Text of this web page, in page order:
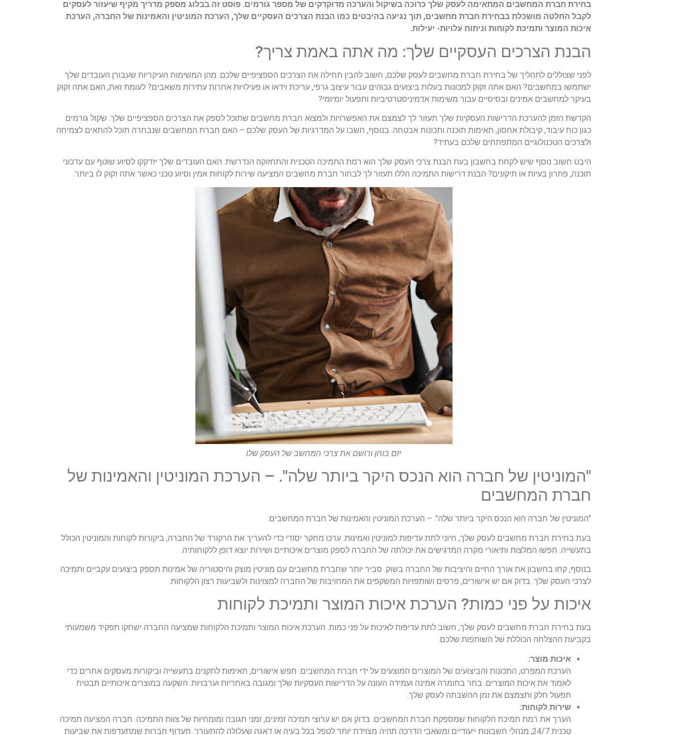
בחירת חברת המחשבים המתאימה לעסק שלך כרוכה בשיקול והערכה מדוקדקים של מספר גורמים. פוסט זה בבלוג מספק מדריך מקיף שיעזור לעסקים
לקבל החלטה מושכלת בבחירת חברת מחשבים, תוך נגיעה בהיבטים כמו הבנת הצרכים העסקיים שלך, הערכת המוניטין והאמינות של החברה, הערכת
איכות המוצר ותמיכת לקוחות וניתוח עלויות- יעילות.
הבנת הצרכים העסקיים שלך: מה אתה באמת צריך?
לפני שצוללים לתהליך של בחירת חברת מחשבים לעסק שלכם, חשוב להבין תחילה את הצרכים הספציפיים שלכם. מהן המשימות העיקריות שעבורן העובדים שלך
ישתמשו במחשבים? האם אתה זקוק למכונות בעלות ביצועים גבוהים עבור עיצוב גרפי, עריכת וידאו או פעילויות אחרות עתירות משאבים? לעומת זאת, האם אתה זקוק
בעיקר למחשבים אמינים ובסיסיים עבור משימות אדמיניסטרטיביות ותפעול יומיומי?
הקדשת הזמן להערכת הדרישות העסקיות שלך תעזור לך לצמצם את האפשרויות ולמצוא חברת מחשבים שתוכל לספק את הצרכים הספציפיים שלך. שקול גורמים
כגון כוח עיבוד, קיבולת אחסון, תאימות תוכנה ותכונות אבטחה. בנוסף, חשבו על המדרגיות של העסק שלכם – האם חברת המחשבים שנבחרה תוכל להתאים לצמיחה
ולצרכים הטכנולוגיים המתפתחים שלכם בעתיד?
היבט חשוב נוסף שיש לקחת בחשבון בעת הבנת צרכי העסק שלך הוא רמת התמיכה הטכנית והתחזוקה הנדרשת. האם העובדים שלך יזדקקו לסיוע שוטף עם עדכוני
תוכנה, פתרון בעיות או תיקונים? הבנת דרישות התמיכה הללו תעזור לך לבחור חברת מחשבים המציעה שירות לקוחות אמין וסיוע טכני כאשר אתה זקוק לו ביותר.
יזם בוחן ורושם את צרכי המחשב של העסק שלו
"המוניטין של חברה הוא הנכס היקר ביותר שלה". – הערכת המוניטין והאמינות של
חברת המחשבים
"המוניטין של חברה הוא הנכס היקר ביותר שלה". – הערכת המוניטין והאמינות של חברת המחשבים:
בעת בחירת חברת מחשבים לעסק שלך, חיוני לתת עדיפות למוניטין ואמינות. ערכו מחקר יסודי כדי להעריך את הרקורד של החברה, ביקורות לקוחות והמוניטין הכולל
בתעשייה. חפשו המלצות ותיאורי מקרה המדגישים את יכולתה של החברה לספק מוצרים איכותיים ושירות יוצא דופן ללקוחותיה.
בנוסף, קחו בחשבון את אורך החיים והיציבות של החברה בשוק. סביר יותר שחברת מחשבים עם מוניטין מוצק והיסטוריה של אמינות תספק ביצועים עקביים ותמיכה
לצרכי העסק שלך. בדוק אם יש אישורים, פרסים ושותפויות המשקפים את המחויבות של החברה למצוינות ולשביעות רצון הלקוחות.
איכות על פני כמות? הערכת איכות המוצר ותמיכת לקוחות
בעת בחירת חברת מחשבים לעסק שלך, חשוב לתת עדיפות לאיכות על פני כמות. הערכת איכות המוצר ותמיכת הלקוחות שמציעה החברה ישחקו תפקיד משמעותי
בקביעת ההצלחה הכוללת של השותפות שלכם.
איכות מוצר:
הערכת המפרט, התכונות והביצועים של המוצרים המוצעים על ידי חברת המחשבים. חפש אישורים, תאימות לתקנים בתעשייה וביקורות מעסקים אחרים כדי
לאמוד את איכות המוצרים. בחר בחומרה אמינה ועמידה העונה על הדרישות העסקיות שלך ומגובה באחריות וערבויות. השקעה במוצרים איכותיים תבטיח
תפעול חלק ותצמצם את זמן ההשבתה לעסק שלך.
שירות לקוחות:
הערך את רמת תמיכת הלקוחות שמספקת חברת המחשבים. בדוק אם יש ערוצי תמיכה זמינים, זמני תגובה ומומחיות של צוות התמיכה. חברה המציעה תמיכה
טכנית 24/7, מנהלי חשבונות ייעודיים ומשאבי הדרכה תהיה מצוידת יותר לטפל בכל בעיה או דאגה שעלולה להתעורר. תעדוף חברות שמתעדפות את שביעות